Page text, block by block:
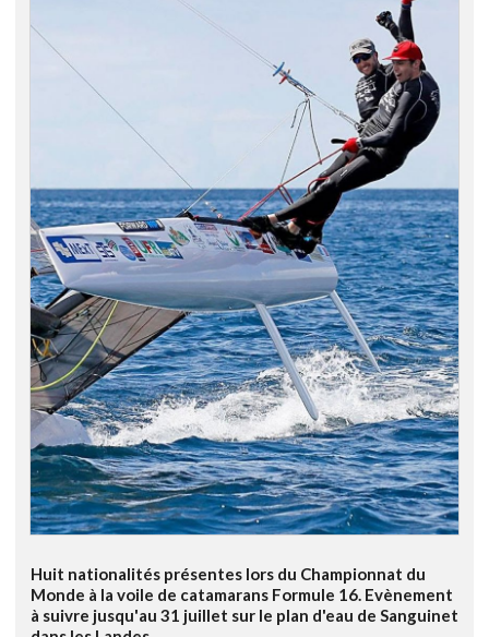
Huit nationalités présentes lors du Championnat du
Monde à la voile de catamarans Formule 16. Evènement
à suivre jusqu'au 31 juillet sur le plan d'eau de Sanguinet